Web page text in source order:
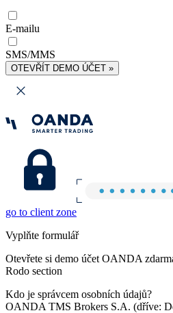
E-mailu
SMS/MMS
OTEVŘÍT DEMO ÚČET »
go to client zone
Vyplňte formulář
Otevřete si demo účet OANDA
Rodo section
Kdo je správcem osobních údajů?
OANDA TMS Brokers S.A. (dříve: